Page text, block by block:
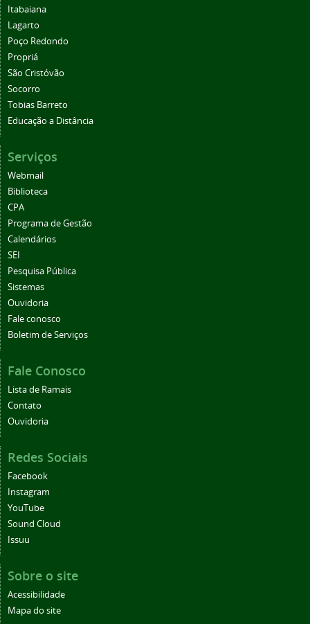
Itabaiana
Lagarto
Poço Redondo
Propriá
São Cristóvão
Socorro
Tobias Barreto
Educação a Distância
Serviços
Webmail
Biblioteca
CPA
Programa de Gestão
Calendários
SEI
Pesquisa Pública
Sistemas
Ouvidoria
Fale conosco
Boletim de Serviços
Fale Conosco
Lista de Ramais
Contato
Ouvidoria
Redes Sociais
Facebook
Instagram
YouTube
Sound Cloud
Issuu
Sobre o site
Acessibilidade
Mapa do site